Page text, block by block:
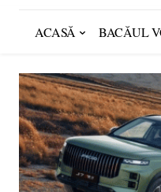
ACASĂ BACĂUL